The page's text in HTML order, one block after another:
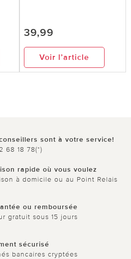
39,99
Voir l’article
sont à votre service!
68 18 78(*)
rapide où vous voulez
à domicile ou au Point Relais
ou remboursée
gratuit sous 15 jours
sécurisé
bancaires cryptées